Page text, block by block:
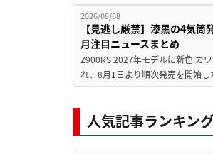
2026/08/08
【見逃し厳禁】漆黒の4気
月注目ニュースまとめ
Z900RS 2027年モデルに新色 カ
れ、8月1日より順次発売を開始
人気記事ランキン